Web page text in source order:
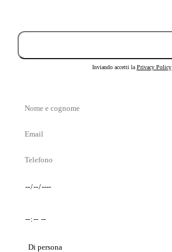
Inviando accetti la Privacy Policy
Nome
cognome
Email
Telefono
Giorno
Orario
Tipo